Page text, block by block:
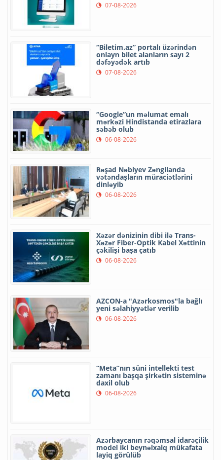
07-08-2026
“Biletim.az” portalı üzərindən
onlayn bilet alanların sayı 2
dəfəyədək artıb
07-08-2026
“Google”un məlumat emalı
mərkəzi Hindistanda etirazlara
səbəb olub
06-08-2026
Rəşad Nəbiyev Zəngilanda
vətəndaşların müraciətlərini
dinləyib
06-08-2026
Xəzər dənizinin dibi ilə Trans-
Xəzər Fiber-Optik Kabel Xəttinin
çəkilişi başa çatıb
06-08-2026
AZCON-a "Azərkosmos"la bağlı
yeni səlahiyyətlər verilib
06-08-2026
“Meta”nın süni intellekti test
zamanı başqa şirkətin sisteminə
daxil olub
06-08-2026
Azərbaycanın rəqəmsal idarəçilik
model iki beynəlxalq mükafata
layiq görülüb